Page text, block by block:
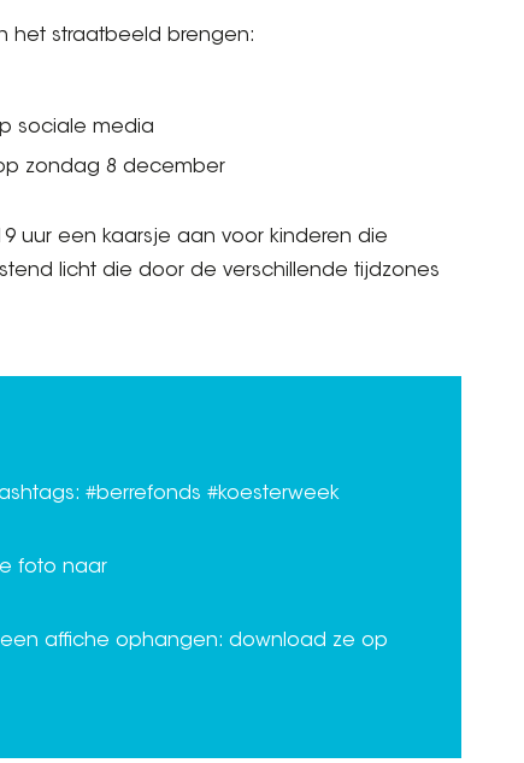
het straatbeeld brengen:
sociale media
zondag 8 december
uur een kaarsje aan voor kinderen die
licht die door de verschillende tijdzones
#berrefonds #koesterweek
foto naar
affiche ophangen: download ze op